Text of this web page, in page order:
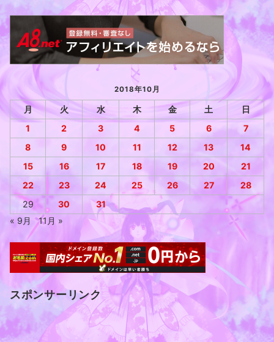
2018年10月
月 火 水 木 金 土
日
1
2 3 4 5 6
7
8
9 10 11 12 13
14
15
16 17 18 19 20
21
22
23 24 25 26 27
28
29
30
31
« 9月
11月 »
スポンサーリンク